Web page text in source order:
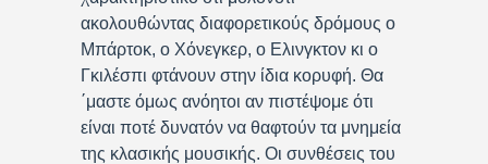
ακολουθώντας διαφορετικούς δρόμους ο
Μπάρτοκ, ο Χόνεγκερ, ο Ελινγκτον κι ο
Γκιλέσπι φτάνουν στην ίδια κορυφή. Θα
΄μαστε όμως ανόητοι αν πιστέψομε ότι
είναι ποτέ δυνατόν να θαφτούν τα μνημεία
της κλασικής μουσικής. Οι συνθέσεις του